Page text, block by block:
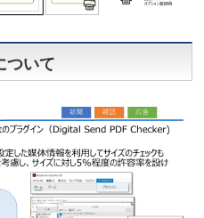
ついて